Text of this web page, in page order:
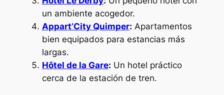
un ambiente acogedor.
Appart’City Quimper: Apartamentos
bien equipados para estancias más
largas.
Hôtel de la Gare: Un hotel práctico
cerca de la estación de tren.